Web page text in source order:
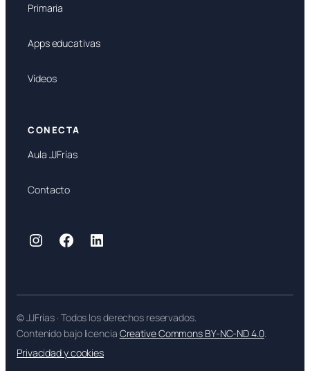
Primaria
Apps educativas
Vídeos
CONECTA
Aula JJFrías
Contacto
Instagram
Facebook
LinkedIn
© JJFrías · Todos los derechos reservados.
Contenido bajo licencia Creative Commons BY-NC-ND 4.0.
Privacidad y cookies